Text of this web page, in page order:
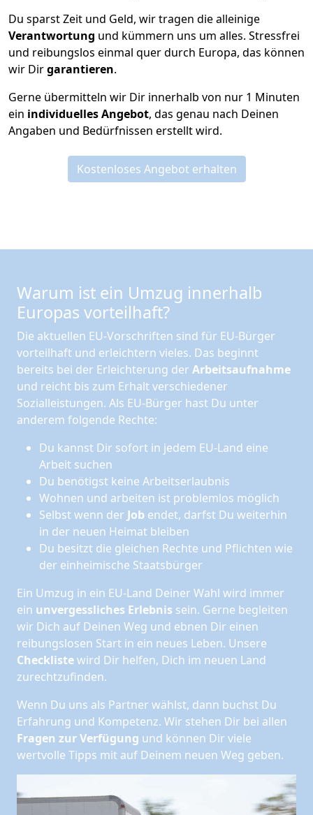
Du sparst Zeit und Geld, wir tragen die alleinige
Verantwortung und kümmern uns um alles. Stressfrei
und reibungslos einmal quer durch Europa, das können
wir Dirgarantieren.
Gerne übermitteln wir Dir innerhalb von nur 1 Minuten
ein individuelles Angebot, das genau nach Deinen
Angaben und Bedürfnissen erstellt wird.
Kostenloses Angebot erhalten
Warum ist ein Umzug innerhalb
Europas vorteilhaft?
Die aktuellen EU-Vorschriften sind für EU-Bürger
vorteilhaft und erleichtern vieles. Das beginnt
bereits bei der Erleichterung der Arbeitsaufnahme
und reicht bis zum Erhalt verschiedener
Sozialleistungen. Als EU-Bürger hast Du unter
anderem folgende Rechte:
Du kannst Dir sofort in jedem EU-Land eine
Arbeit suchen
Du benötigst keine Arbeitserlaubnis
Wohnen und arbeiten ist problemlos möglich
Selbst wenn der Job endet, darfst Du weiterhin
in der neuen Heimat bleiben
Du besitzt die gleichen Rechte und Pflichten wie
der einheimische Staatsbürger
Ein Umzug in ein EU-Land Deiner Wahl wird immer
ein unvergessliches Erlebnis sein. Gerne begleiten
wir Dich auf Deinen Weg und ebnen Dir einen
reibungslosen Start in ein neues Leben. Unsere
Checklistewird Dir helfen, Dich im neuen Land
zurechtzufinden.
Wenn Du uns als Partner wählst, dann buchst Du
Erfahrung und Kompetenz. Wir stehen Dir bei allen
Fragen zur Verfügung und können Dir viele
wertvolle Tipps mit auf Deinem neuen Weg geben.